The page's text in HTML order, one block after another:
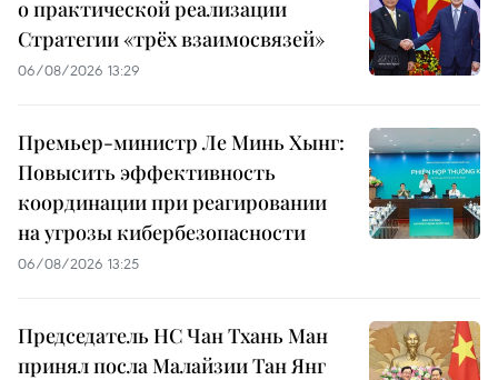
о практической реализации
Стратегии «трёх взаимосвязей»
06/08/2026 13:29
Премьер-министр Ле Минь Хынг:
Повысить эффективность
координации при реагировании
на угрозы кибербезопасности
06/08/2026 13:25
Председатель НС Чан Тхань Ман
принял посла Малайзии Тан Янг